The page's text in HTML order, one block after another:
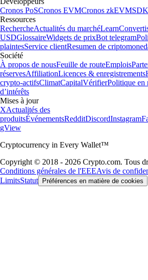
Cronos PoSCronos EVMCronos zkEVM
Ressources
RechercheActualités du marchéLearn
USDGlossaireWidgets de prixBot telegram
plaintesService clientResumen de
Société
À propos de nousFeuille de routeEmplois
réservesAffiliationLicences & enregistrements
crypto-actifsClimatCapitalVérifierPolitique en
d’intérêts
Mises à jour
XActualités des
produitsÉvénementsRedditDiscordInstagram
gView
Cryptocurrency in Every Wallet™
Copyright © 2018 - 2026 Crypto.com. Tous
Conditions générales de l'EEEAvis de
LimitsStatut Préférences en matière de cookies